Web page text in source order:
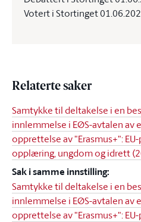
Votert i Stortinget
Relaterte saker
Samtykke til deltakelse i en
innlemmelse i EØS-avtalen av
opprettelse av "Erasmus+":
opplæring, ungdom og idrett
Sak i samme innstilling:
Samtykke til deltakelse i en
innlemmelse i EØS-avtalen av
opprettelse av "Erasmus+":